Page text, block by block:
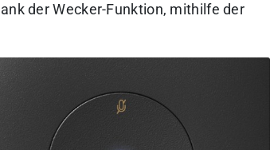
der Wecker-Funktion, mithilfe der